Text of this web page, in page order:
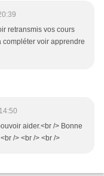
retransmis vos cours
compléter voir apprendre
aider.<br /> Bonne
/> <br /> <br />